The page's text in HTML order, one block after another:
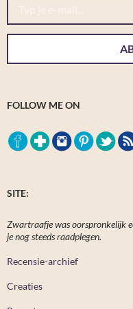
FOLLOW ME ON
SITE:
Zwartraafje was oorspronkelijk
je nog steeds raadplegen.
Recensie-archief
Creaties